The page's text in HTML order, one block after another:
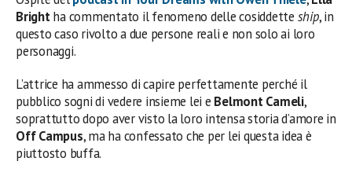
Brightha commentato il fenomeno delle cosiddette ship, in
questo caso rivolto a due persone reali e non solo ai loro
personaggi.
L’attrice ha ammesso di capire perfettamente perché il
pubblico sogni di vedere insieme lei e Belmont Cameli,
soprattutto dopo aver visto la loro intensa storia d’amore in
Off Campus, ma ha confessato che per lei questa idea è
piuttosto buffa.